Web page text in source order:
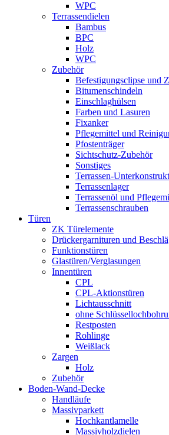
WPC
Terrassendielen
Bambus
BPC
Holz
WPC
Zubehör
Befestigungsclipse und
Bitumenschindeln
Einschlaghülsen
Farben und Lasuren
Fixanker
Pflegemittel und
Pfostenträger
Sichtschutz-Zubehör
Sonstiges
Terrassen-
Terrassenlager
Terrassenöl und
Terrassenschrauben
Türen
ZK Türelemente
Drückergarnituren und
Funktionstüren
Glastüren/Verglasungen
Innentüren
CPL
CPL-Aktionstüren
Lichtausschnitt
ohne
Restposten
Rohlinge
Weißlack
Zargen
Holz
Zubehör
Boden-Wand-Decke
Handläufe
Massivparkett
Hochkantlamelle
Massivholzdielen